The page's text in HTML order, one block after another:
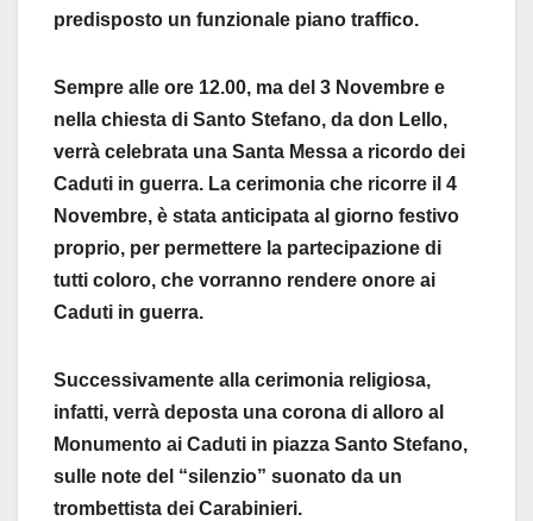
predisposto un funzionale piano traffico.
Sempre alle ore 12.00, ma del 3 Novembre e
nella chiesta di Santo Stefano, da don Lello,
verrà celebrata una Santa Messa a ricordo dei
Caduti in guerra. La cerimonia che ricorre il 4
Novembre, è stata anticipata al giorno festivo
proprio, per permettere la partecipazione di
tutti coloro, che vorranno rendere onore ai
Caduti in guerra.
Successivamente alla cerimonia religiosa,
infatti, verrà deposta una corona di alloro al
Monumento ai Caduti in piazza Santo Stefano,
sulle note del “silenzio” suonato da un
trombettista dei Carabinieri.